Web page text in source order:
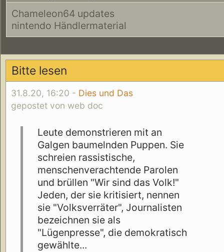
Chameleon64 updates
nintendo Händlermaterial
Bitte lesen
31.8.20, 16:20 - Dies und Das
gepostet von web doc
Leute demonstrieren mit an
Galgen baumelnden Puppen. Sie
schreien rassistische,
menschenverachtende Parolen
und brüllen "Wir sind das Volk!"
Jeden, der sie kritisiert, nennen
sie "Volksverräter", Journalisten
bezeichnen sie als
"Lügenpresse", die demokratisch
gewählte...